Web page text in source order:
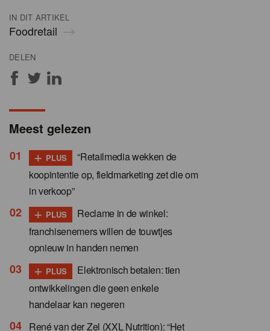
IN DIT ARTIKEL
Foodretail
DELEN
Meest gelezen
+ PLUS
“Retailmedia wekken de
koopintentie op, fieldmarketing zet die om
in verkoop”
+ PLUS
Reclame in de winkel:
franchisenemers willen de touwtjes
opnieuw in handen nemen
+ PLUS
Elektronisch betalen: tien
ontwikkelingen die geen enkele
handelaar kan negeren
René van der Zel (XXL Nutrition): “Het